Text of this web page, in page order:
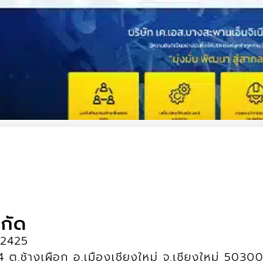
ด
.ช้างเผือก อ.เมืองเชียงใหม่ จ.เชียงใหม่ 50300